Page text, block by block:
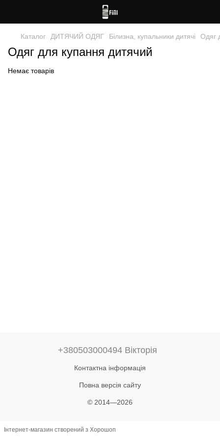
Каталог ДИТЯЧИЙ ОДЯГ Білизна, купальники дитячі Одяг
Одяг для купання дитячий
Немає товарів
+380503000494 Вікторія
Контактна інформація
Повна версія сайту
© 2014—2026
Інтернет-магазин створений з Хорошоп